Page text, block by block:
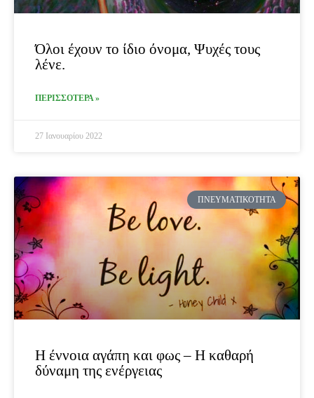
Όλοι έχουν το ίδιο όνομα, Ψυχές τους
λένε.
ΠΕΡΙΣΣΟΤΕΡΑ »
27 Ιανουαρίου 2022
ΠΝΕΥΜΑΤΙΚΌΤΗΤΑ
Η έννοια αγάπη και φως – Η καθαρή
δύναμη της ενέργειας